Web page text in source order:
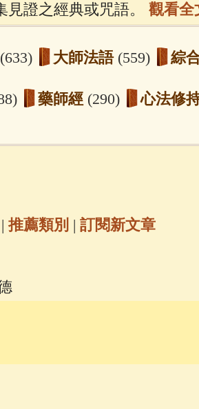
見證之經典或咒語。 觀看全
(633) 大師法語 (559) 綜
藥師經 (290) 心法修
臨終助念(190) 文殊
(133) 戒除邪淫(129)
印陀羅尼經(81) 六字大
| 推薦類別 | 訂閱新文章